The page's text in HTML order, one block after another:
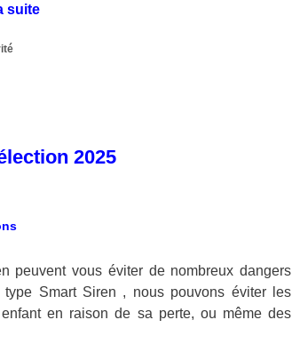
suite
2025
peuvent vous éviter de nombreux dangers
type Smart Siren , nous pouvons éviter les
en raison de sa perte, ou même des